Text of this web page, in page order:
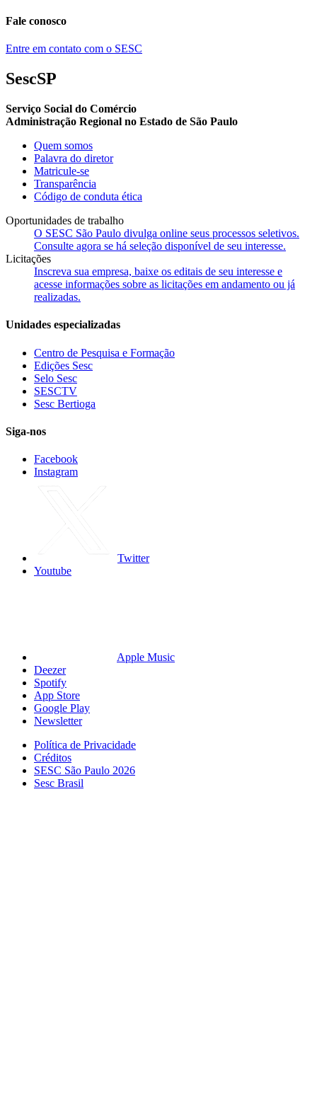
Fale conosco
Entre em contato com o SESC
SescSP
Serviço Social do Comércio
Administração Regional no Estado de São Paulo
Quem somos
Palavra do diretor
Matricule-se
Transparência
Código de conduta ética
Oportunidades de trabalho
O SESC São Paulo divulga online seus processos seletivos.
Consulte agora se há seleção disponível de seu interesse.
Licitações
Inscreva sua empresa, baixe os editais de seu interesse e
acesse informações sobre as licitações em andamento ou já
realizadas.
Unidades especializadas
Centro de Pesquisa e Formação
Edições Sesc
Selo Sesc
SESCTV
Sesc Bertioga
Siga-nos
Facebook
Instagram
Twitter
Youtube
Apple Music
Deezer
Spotify
App Store
Google Play
Newsletter
Política de Privacidade
Créditos
SESC São Paulo 2026
Sesc Brasil